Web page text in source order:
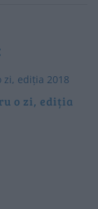
o zi, ediția